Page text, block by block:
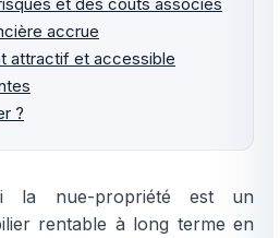
et des coûts associés
accrue
attractif et accessible
?
la nue-propriété est un
rentable à long terme en